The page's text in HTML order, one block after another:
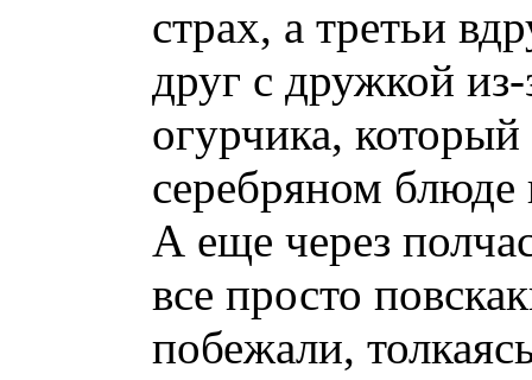
страх, а третьи
друг с дружкой из-
огурчика, который
серебряном блюде
А еще через
все просто
побежали,